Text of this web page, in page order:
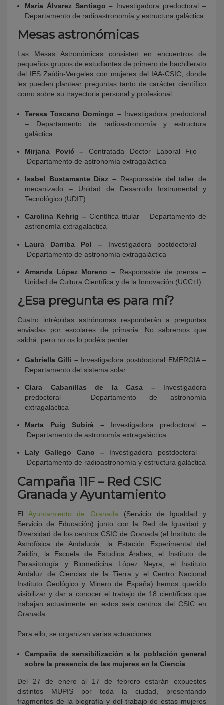
María Álvarez Santiago – Investigadora predoctoral –
Departamento de radioastronomía y estructura galáctica
Mesas astronómicas
Las Mesas Astronómicas consisten en encuentros de
pequeños grupos de estudiantes de primero de bachillerato
del IES Zaídin-Vergeles con mujeres del IAA-CSIC, donde
les pueden plantear preguntas tanto de carácter científico
como sobre su trayectoria personal y profesional.
Teresa Toscano Domingo – Investigadora predoctoral
– Departamento de radioastronomía y estructura
galáctica
Mirjana Pović –Contratada Doctor Laboral Fijo –
Departamento de astronomía extragaláctica
Isabel Bustamante Díaz – Responsable del taller de
mecanizado – Unidad de Desarrollo Instrumental y
Tecnológico (UDIT)
Carolina Kehrig – Científica titular – Departamento de
astronomía extragaláctica
Laura Darriba Pol –Investigadora postdoctoral –
Departamento de astronomía extragaláctica
Amanda López Moreno – Responsable de prensa –
Unidad de Cultura Científica y de la Innovación (UCC+I)
¿Esa pregunta es para mí?
Cuatro intrépidas astrónomas responderán a preguntas
enviadas por escolares de primaria. No sabremos que
saldrá, pero no os lo podéis perder…
Gabriella Gilli –Investigadora postdoctoral EMERGIA –
Departamento del sistema solar
Clara Cabanillas de la Casa – Investigadora
predoctoral – Departamento de astronomía
extragaláctica
Marta Puig Subirà – Investigadora predoctoral –
Departamento de astronomía extragaláctica
Laly Gallego Cano – Investigadora postdoctoral –
Departamento de radioastronomía y estructura galáctica
Campaña 11F – Red CSIC
Granada y Ayuntamiento
El Ayuntamiento de Granada (Servicio de Igualdad y
Servicio de Educación) junto con la Red de Igualdad y
Diversidad de los centros CSIC de Granada (el Instituto de
Astrofísica de Andalucía, la Estación Experimental del
Zaidín, la Escuela de Estudios Árabes, el Instituto de
Parasitología y Biomedicina López Neyra, el Instituto
Andaluz de Ciencias de la Tierra y el Centro Nacional
Instituto Geológico y Minero de España) hemos querido
visibilizar y dar a conocer el trabajo de 18 científicas que
trabajan actualmente en estos seis centros del CSIC en
Granada.
Para ello, se organizan varias actuaciones:
Campaña de sensibilización a la población general
sobre la presencia de las mujeres en la Ciencia
Del 27 de enero al 17 de febrero estarán expuestos
distintos MUPIS por toda la ciudad, presentando
fragmentos de la biografía y del trabajo de estas mujeres